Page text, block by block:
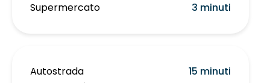
Supermercato
3 minuti
Autostrada
15 minuti